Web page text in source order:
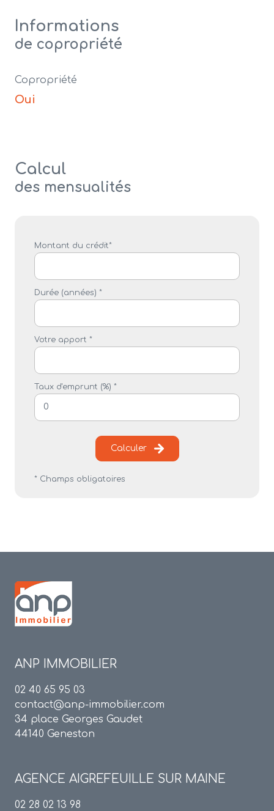
Informations
de copropriété
Copropriété
Oui
Calcul
des mensualités
Montant du crédit*
Durée (années) *
Votre apport *
Taux d'emprunt (%) *
Calculer
* Champs obligatoires
ANP IMMOBILIER
02 40 65 95 03
contact@anp-immobilier.com
34 place Georges Gaudet
44140 Geneston
AGENCE AIGREFEUILLE SUR MAINE
02 28 02 13 98